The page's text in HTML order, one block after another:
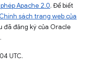
Apache 2.0. Để biết
Chính sách trang web của
đã đăng ký của Oracle
UTC.